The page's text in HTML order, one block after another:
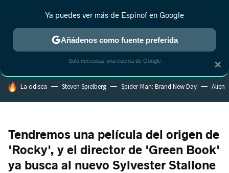
MENÚ NUEVO
ESTRENOS REALITY ANIME RANKINGS CINE
HOY SE HABLA DE
La odisea Steven Spielberg Spider-Man: Brand New Day Alien
Tendremos una película del origen de
'Rocky', y el director de 'Green Book'
ya busca al nuevo Sylvester Stallone
×
Ya puedes ver más de Espinof en Google
Añádenos como fuente preferida
Solo necesitas una cuenta de Google